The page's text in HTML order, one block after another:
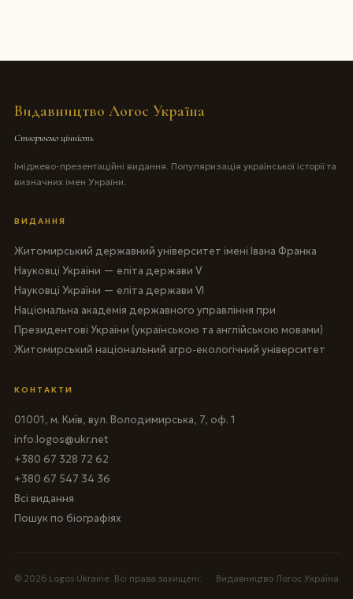
Видавництво Логос Україна
Створюємо цінність
Іміджево-презентаційні видання. Популяризація української історії та
визначних імен України.
ВИДАННЯ
Житомирський державний університет імені Івана Франка
Науковці України — еліта держави V
Науковці України — еліта держави VI
Національна академія державного управління при
Президентові України (українською та англійською мовами)
Житомирський національний агро-екологічний університет
КОНТАКТИ
01001, м. Київ, вул. Володимирська, 7, оф. 1
info.logos@ukr.net
+380 67 328 72 62
+380 67 547 34 36
Всі видання
Пошук по біографіях
© 2026 Logos Ukraine. Всі права захищені. Видавництво Логос Україна